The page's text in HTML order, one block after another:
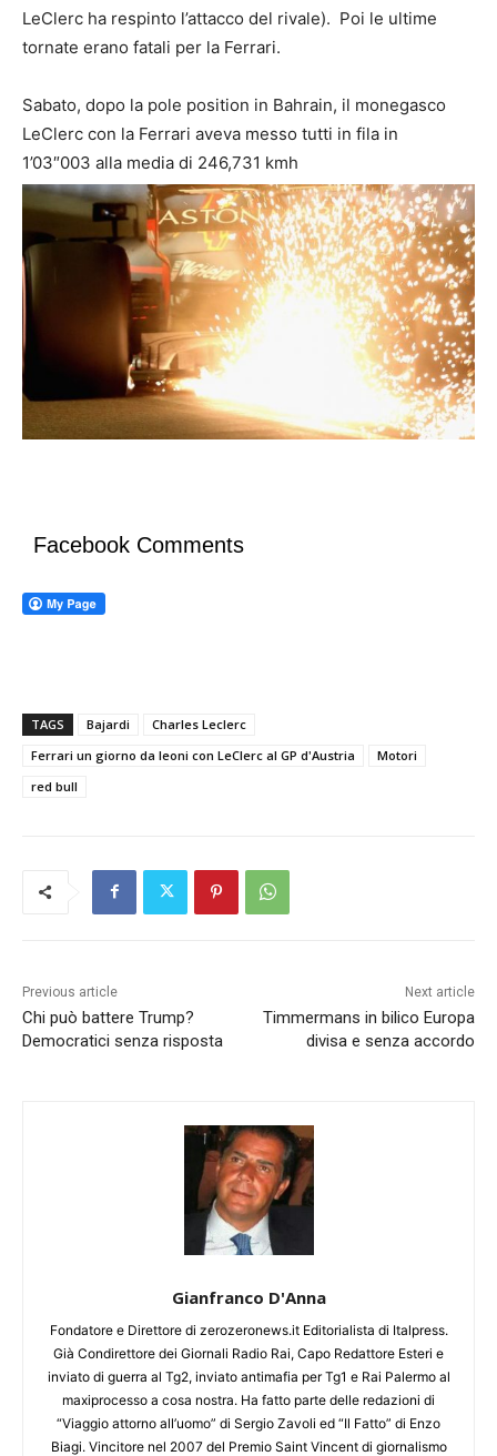
LeClerc ha respinto l’attacco del rivale). Poi le ultime
tornate erano fatali per la Ferrari.
Sabato, dopo la pole position in Bahrain, il monegasco
LeClerc con la Ferrari aveva messo tutti in fila in
1’03″003 alla media di 246,731 kmh
Facebook Comments
TAGS Bajardi
Charles Leclerc
Ferrari un giorno da leoni con LeClerc al GP d'Austria
Motori
red bull
Previous article
Chi può battere Trump?
Democratici senza risposta
Next article
Timmermans in bilico Europa
divisa e senza accordo
Gianfranco D'Anna
Fondatore e Direttore di zerozeronews.it Editorialista di Italpress.
Già Condirettore dei Giornali Radio Rai, Capo Redattore Esteri e
inviato di guerra al Tg2, inviato antimafia per Tg1 e Rai Palermo al
maxiprocesso a cosa nostra. Ha fatto parte delle redazioni di
“Viaggio attorno all’uomo” di Sergio Zavoli ed “Il Fatto” di Enzo
Biagi. Vincitore nel 2007 del Premio Saint Vincent di giornalismo